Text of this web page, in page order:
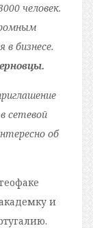
человек.
бизнесе.
сетевой
об
и